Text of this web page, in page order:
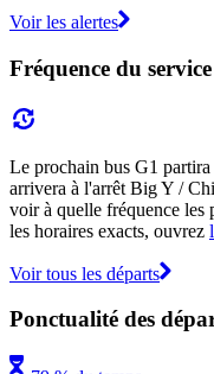
Voir les alertes
Fréquence du
Le prochain bus G1
arrivera à l'arrêt Big Y /
voir à quelle fréquence les
les horaires exacts, ouvrez
Voir tous les départs
Ponctualité des